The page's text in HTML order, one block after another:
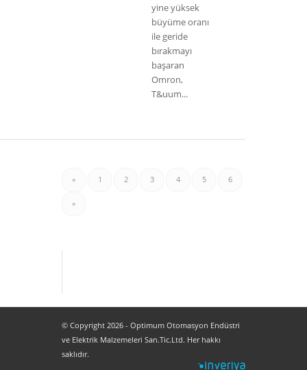
yine yüksek
büyüme oranı
ile geride
bırakmayı
başaran
Omron,
T&uum...
« 1 2 3 4 5 6
»
© Copyright 2026 - Optimum Otomasyon Endüstri
ve Elektrik Malzemeleri San.Tic.Ltd. Her hakkı
saklıdır.